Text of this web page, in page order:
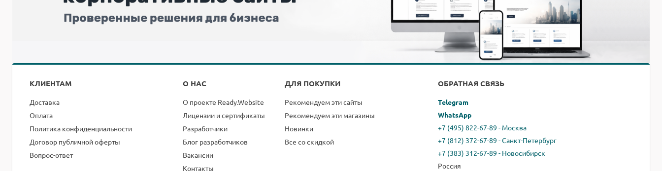
КЛИЕНТАМ О НАС ДЛЯ ПОКУПКИ ОБРАТНАЯ СВЯЗЬ
Доставка
Оплата
Политика конфиденциальности
Договор публичной оферты
Вопрос-ответ
О проекте Ready.Website
Лицензии и сертификаты
Разработчики
Блог разработчиков
Вакансии
Контакты
Рекомендуем эти сайты
Рекомендуем эти магазины
Новинки
Все со скидкой
Telegram
WhatsApp
+7 (495) 822-67-89 - Москва
+7 (812) 372-67-89 - Санкт-Петербург
+7 (383) 312-67-89 - Новосибирск
Россия